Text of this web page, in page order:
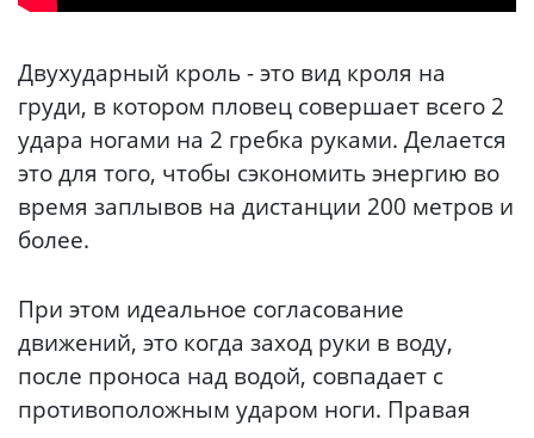
Двухударный кроль - это вид кроля на
груди, в котором пловец совершает всего 2
удара ногами на 2 гребка руками. Делается
это для того, чтобы сэкономить энергию во
время заплывов на дистанции 200 метров и
более.
При этом идеальное согласование
движений, это когда заход руки в воду,
после проноса над водой, совпадает с
противоположным ударом ноги. Правая